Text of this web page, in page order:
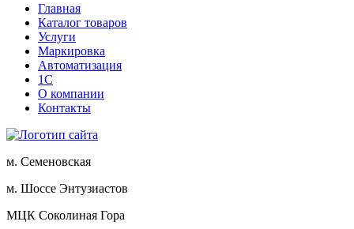
Главная
Каталог товаров
Услуги
Маркировка
Автоматизация
1С
О компании
Контакты
м. Семеновская
м. Шоссе Энтузиастов
МЦК Соколиная Гора